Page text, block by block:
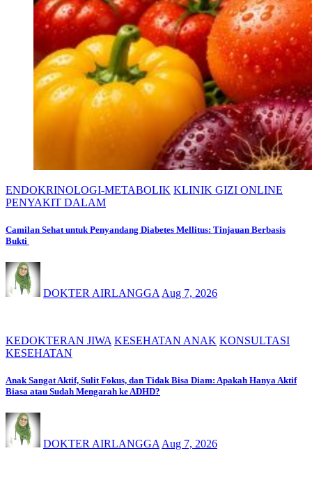
ENDOKRINOLOGI-METABOLIK KLINIK GIZI ONLINE
PENYAKIT DALAM
Camilan Sehat untuk Penyandang Diabetes Mellitus: Tinjauan Berbasis
Bukti
DOKTER AIRLANGGA Aug 7, 2026
KEDOKTERAN JIWA KESEHATAN ANAK KONSULTASI
KESEHATAN
Anak Sangat Aktif, Sulit Fokus, dan Tidak Bisa Diam: Apakah Hanya Aktif
Biasa atau Sudah Mengarah ke ADHD?
DOKTER AIRLANGGA Aug 7, 2026